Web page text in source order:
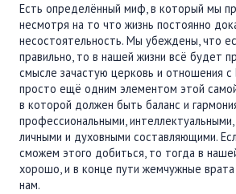
Есть определённый миф, в который мы
несмотря на то что жизнь постоянно
несостоятельность. Мы убеждены, что
правильно, то в нашей жизни всё будет
смысле зачастую церковь и отношения с
просто ещё одним элементом этой
в которой должен быть баланс и
профессиональными,
личными и духовными составляющими.
сможем этого добиться, то тогда в
хорошо, и в конце пути жемчужные
нам.